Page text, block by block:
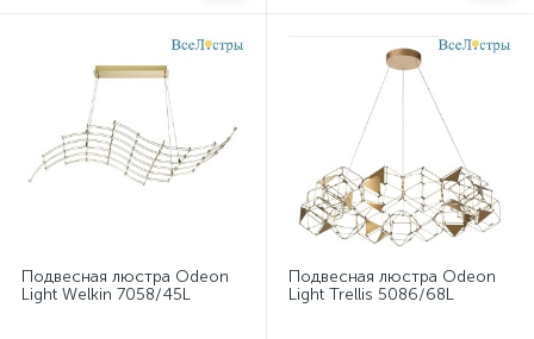
Подвесная люстра Odeon
Light Welkin 7058/45L
Подвесная люстра Odeon
Light Trellis 5086/68L